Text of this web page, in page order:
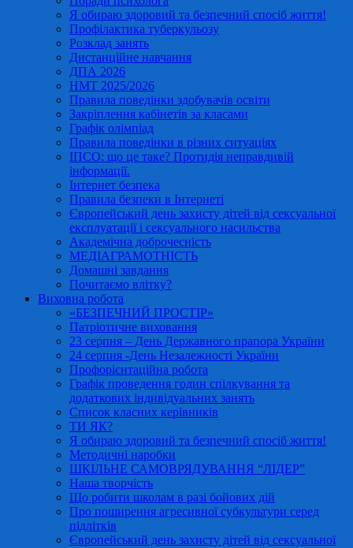
Я обираю здоровий та безпечний спосіб життя!
Профілактика туберкульозу
Розклад занять
Дистанційне навчання
ДПА 2026
НМТ 2025/2026
Правила поведінки здобувачів освіти
Закріплення кабінетів за класами
Графік олімпіад
Правила поведінки в різних ситуаціях
ІПСО: що це таке? Протидія неправдивій
інформації.
Інтернет безпека
Правила безпеки в Інтернеті
Європейський день захисту дітей від сексуальної
експлуатації і сексуального насильства
Академічна доброчесність
МЕДІАГРАМОТНІСТЬ
Домашні завдання
Почитаємо влітку?
Виховна робота
«БЕЗПЕЧНИЙ ПРОСТІР»
Патріотичне виховання
23 серпня – День Державного прапора України
24 серпня -День Незалежності України
Профорієнтаційна робота
Графік проведення годин спілкування та
додаткових індивідуальних занять
Список класних керівників
ТИ ЯК?
Я обираю здоровий та безпечний спосіб життя!
Методичні наробки
ШКІЛЬНЕ САМОВРЯДУВАННЯ “ЛІДЕР”
Наша творчість
Що робити школам в разі бойових дій
Про поширення агресивної субкультури серед
підлітків
Європейський день захисту дітей від сексуальної